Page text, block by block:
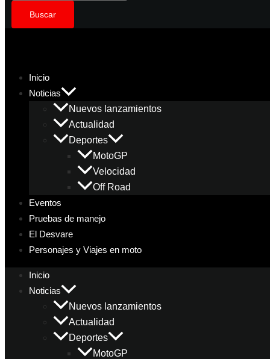
Buscar
Inicio
Noticias
Nuevos lanzamientos
Actualidad
Deportes
MotoGP
Velocidad
Off Road
Eventos
Pruebas de manejo
El Desvare
Personajes y Viajes en moto
Inicio
Noticias
Nuevos lanzamientos
Actualidad
Deportes
MotoGP